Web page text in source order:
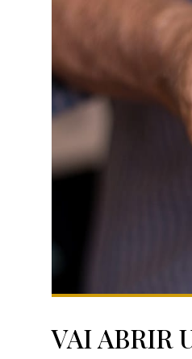
VAI ABRIR